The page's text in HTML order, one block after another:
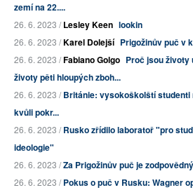
zemí na 22....
26. 6. 2023 /Lesley Keen lookin
26. 6. 2023 /Karel Dolejší Prigožinův puč v
26. 6. 2023 /Fabiano Golgo Proč jsou životy
životy pěti hloupých zboh...
26. 6. 2023 /Británie: vysokoškolští studenti
kvůli pokr...
26. 6. 2023 /Rusko zřídilo laboratoř "pro
ideologie"
26. 6. 2023 /Za Prigožinův puč je
26. 6. 2023 /Pokus o puč v Rusku: Wagner